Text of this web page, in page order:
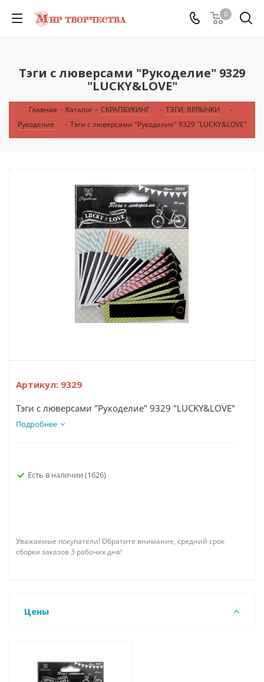
0
Тэги с люверсами "Рукоделие" 9329
"LUCKY&LOVE"
Главная - Каталог - СКРАПБУКИНГ - ТЭГИ, ЯРЛЫЧКИ
-
Рукоделие
- Тэги с люверсами "Рукоделие" 9329 "LUCKY&LOVE"
Артикул: 9329
Тэги с люверсами "Рукоделие" 9329 "LUCKY&LOVE"
Подробнее
Есть в наличии (1626)
Уважаемые покупатели! Обратите внимание, средний срок
сборки заказов 3 рабочих дня!
Цены